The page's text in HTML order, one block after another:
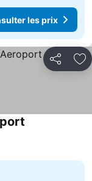
les prix
Partager